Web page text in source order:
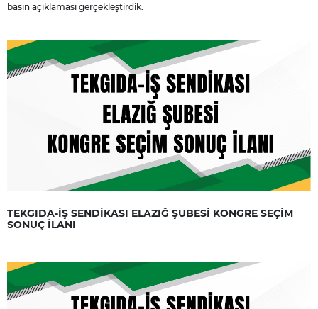
basın açıklaması gerçekleştirdik.
TEKGIDA-İŞ SENDİKASI ELAZIĞ ŞUBESİ KONGRE SEÇİM
SONUÇ İLANI